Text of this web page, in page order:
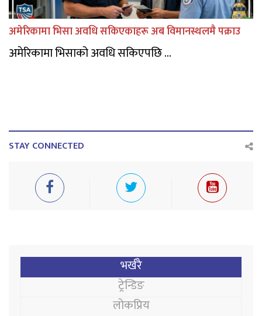
अमेरिकामा भिसा अवधि सकिएकाहरू अब विमानस्थलमै पक्राउ
अमेरिकामा भिसाको अवधि सकिएपछि ...
STAY CONNECTED
भर्खरै
ट्रेन्डिङ
लोकप्रिय